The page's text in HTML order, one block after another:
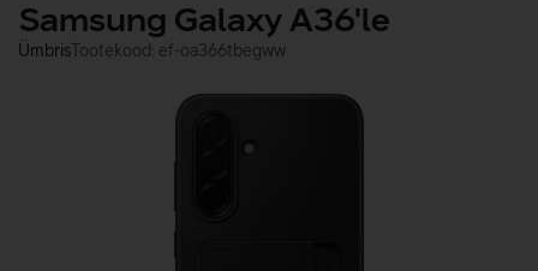
Samsung Galaxy A36'le
ÜmbrisTootekood: ef-oa366tbegww